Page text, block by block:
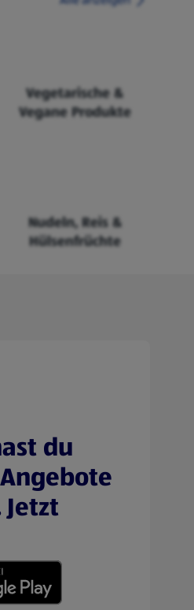
Vegetarische &
Vegane Produkte
Nudeln, Reis &
Hülsenfrüchte
du